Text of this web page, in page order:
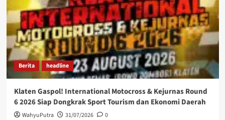
Berita headline
Klaten Gaspol! International Motocross & Kejurnas Round
6 2026 Siap Dongkrak Sport Tourism dan Ekonomi Daerah
WahyuPutra 31/07/2026 0